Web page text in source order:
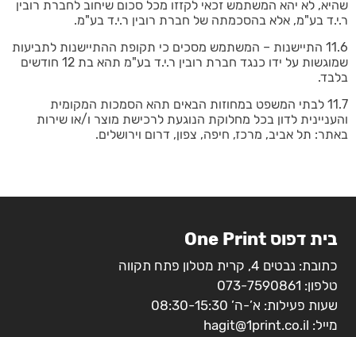
שהיא, לא יהא המשתמש זכאי לקזזו מכל סכום שיחוב לחברת רובין
ר.י.ד בע"מ, אלא בהסכמתה של חברת רובין ר.י.ד בע"מ.
11.6 התיישנות – המשתמש מסכים כי תקופת ההתיישנות לתביעות
שמוגשות על ידו כנגד חברת רובין ר.י.ד בע"מ תהא בת 12 חודשים
בלבד.
11.7 לבתי המשפט במחוזות הבאים תהא הסמכות המקומית
והעניינית לדון בכל מחלוקת הנוגעת לרכישת מוצר ו/או שירות
באתר: תל אביב, מרכז, חיפה, צפון, דרום וירושלים.
בית דפוס One Print
כתובת: נבטים 4, קרית מטלון פתח תקווה
טלפון: 073-7590861
שעות פעילות: א’-ה’ 08:30-15:30
מייל: hagit@1print.co.il